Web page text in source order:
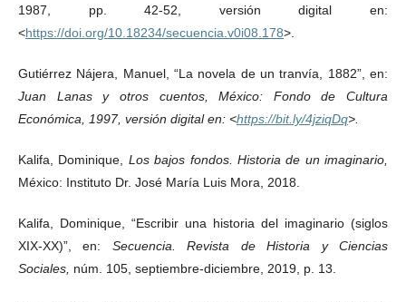
1987, pp. 42-52, versión digital en:
<https://doi.org/10.18234/secuencia.v0i08.178>.
Gutiérrez Nájera, Manuel, “La novela de un tranvía, 1882”, en:
Juan Lanas y otros cuentos, México: Fondo de Cultura
Económica, 1997, versión digital en: <https://bit.ly/4jziqDq>.
Kalifa, Dominique, Los bajos fondos. Historia de un imaginario,
México: Instituto Dr. José María Luis Mora, 2018.
Kalifa, Dominique, “Escribir una historia del imaginario (siglos
XIX-XX)”, en: Secuencia. Revista de Historia y Ciencias
Sociales, núm. 105, septiembre-diciembre, 2019, p. 13.